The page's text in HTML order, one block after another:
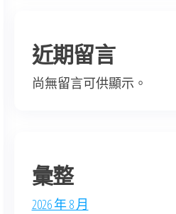
近期留言
尚無留言可供顯示。
彙整
2026 年 8 月